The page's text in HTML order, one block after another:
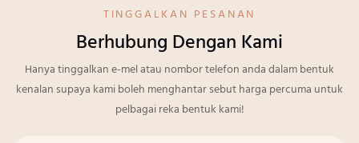
TINGGALKAN PESANAN
Berhubung Dengan Kami
Hanya tinggalkan e-mel atau nombor telefon anda dalam bentuk
kenalan supaya kami boleh menghantar sebut harga percuma untuk
pelbagai reka bentuk kami!